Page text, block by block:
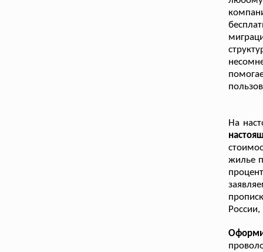
На
жилье